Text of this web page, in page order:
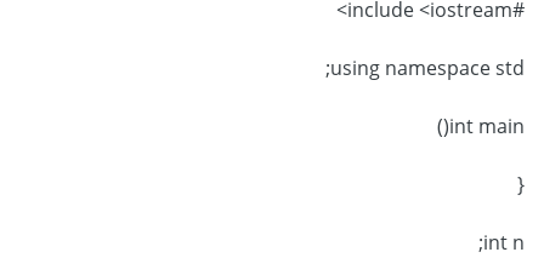
#include <iostream>
using namespace std;
int main()
{
int n;